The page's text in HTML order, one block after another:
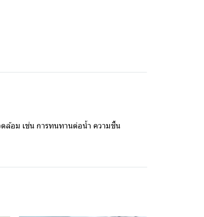
ล้อม เช่น การทนทานต่อน้ำ ความชื้น